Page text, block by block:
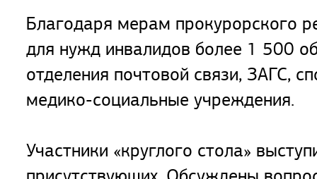
Благодаря мерам прокурорского
для нужд инвалидов более 1 500
отделения почтовой связи, ЗАГС,
медико-социальные учреждения.
Участники «круглого стола»